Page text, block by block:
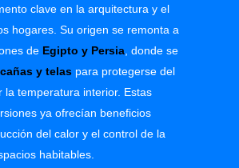
clave en la arquitectura y el
hogares. Su origen se remonta a
de Egipto y Persia, donde se
cañas y telas para protegerse del
la temperatura interior. Estas
ya ofrecían beneficios
del calor y el control de la
habitables.